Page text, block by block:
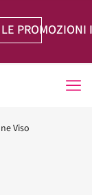
PROMOZIONI
Viso